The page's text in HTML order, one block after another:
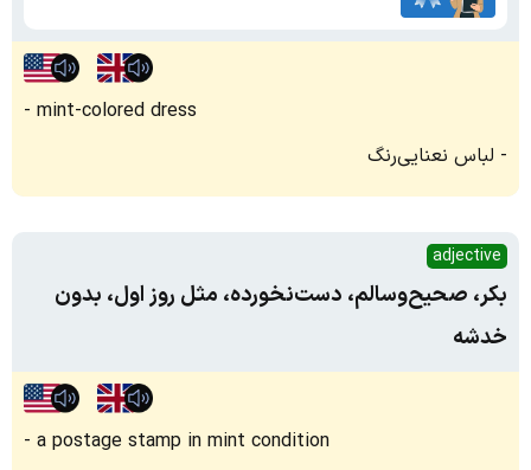
mint-colored dress
لباس نعنایی‌رنگ
adjective
بکر، صحیح‌وسالم، دست‌نخورده، مثل روز اول، بدون
خدشه
a postage stamp in mint condition